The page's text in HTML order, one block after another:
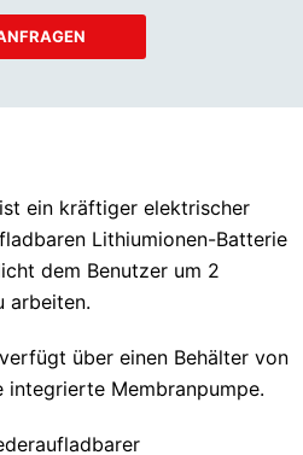
ist ein kräftiger elektrischer
Lithiumionen-Batterie
dem Benutzer um 2
arbeiten.
verfügt über einen Behälter von
integrierte Membranpumpe.